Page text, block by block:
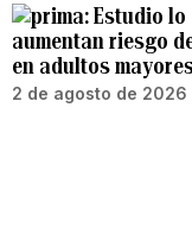
Estudio lo
aumentan riesgo
en adultos
2 de agosto de 2026